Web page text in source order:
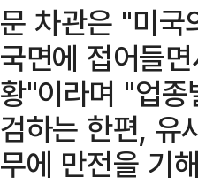
문 차관은 "미국
국면에 접어들
황"이라며 "업
검하는 한편, 유
무에 만전을 기